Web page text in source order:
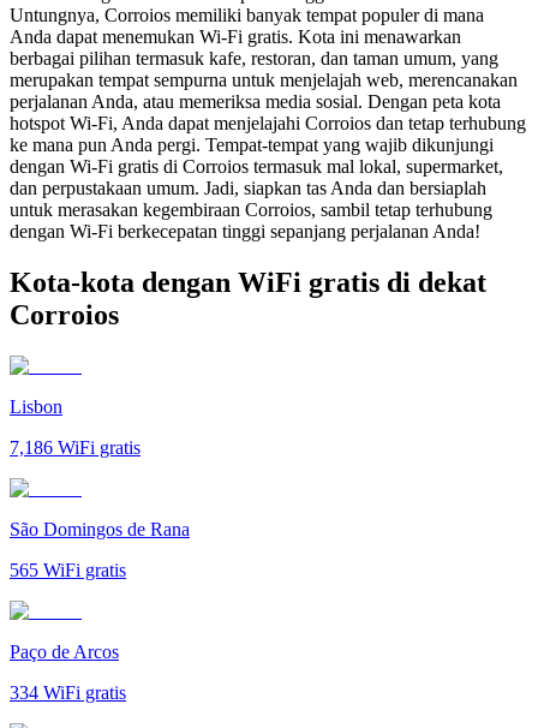
Untungnya, Corroios memiliki banyak tempat populer di mana
Anda dapat menemukan Wi-Fi gratis. Kota ini menawarkan
berbagai pilihan termasuk kafe, restoran, dan taman umum, yang
merupakan tempat sempurna untuk menjelajah web, merencanakan
perjalanan Anda, atau memeriksa media sosial. Dengan peta kota
hotspot Wi-Fi, Anda dapat menjelajahi Corroios dan tetap terhubung
ke mana pun Anda pergi. Tempat-tempat yang wajib dikunjungi
dengan Wi-Fi gratis di Corroios termasuk mal lokal, supermarket,
dan perpustakaan umum. Jadi, siapkan tas Anda dan bersiaplah
untuk merasakan kegembiraan Corroios, sambil tetap terhubung
dengan Wi-Fi berkecepatan tinggi sepanjang perjalanan Anda!
Kota-kota dengan WiFi gratis di dekat
Corroios
Lisbon
7,186 WiFi gratis
São Domingos de Rana
565 WiFi gratis
Paço de Arcos
334 WiFi gratis